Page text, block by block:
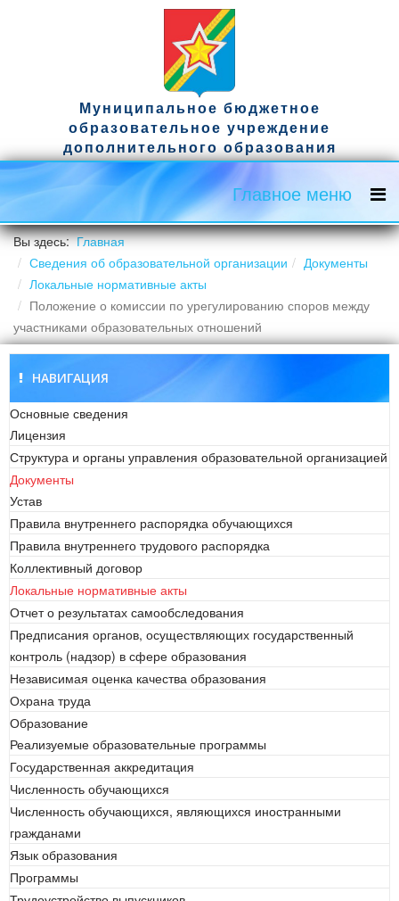
Муниципальное бюджетное
образовательное учреждение
дополнительного образования
спортивная школа имени гвардии
капитана Д.А. Ужвака
Официальный сайт
Главное меню
Вы здесь:Главная
Сведения об образовательной организации
Документы
Локальные нормативные акты
Положение о комиссии по урегулированию споров между
участниками образовательных отношений
НАВИГАЦИЯ
Основные сведения
Лицензия
Структура и органы управления образовательной организацией
Документы
Устав
Правила внутреннего распорядка обучающихся
Правила внутреннего трудового распорядка
Коллективный договор
Локальные нормативные акты
Отчет о результатах самообследования
Предписания органов, осуществляющих государственный
контроль (надзор) в сфере образования
Независимая оценка качества образования
Охрана труда
Образование
Реализуемые образовательные программы
Государственная аккредитация
Численность обучающихся
Численность обучающихся, являющихся иностранными
гражданами
Язык образования
Программы